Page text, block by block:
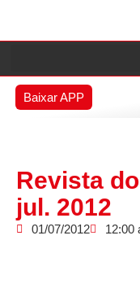
Baixar APP
Revista
jul. 2012
01/07/2012 12:00